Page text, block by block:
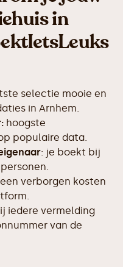
in
selectie mooie en
in Arnhem.
hoogste
populaire data.
: je boekt bij
verborgen kosten
iedere vermelding
van de